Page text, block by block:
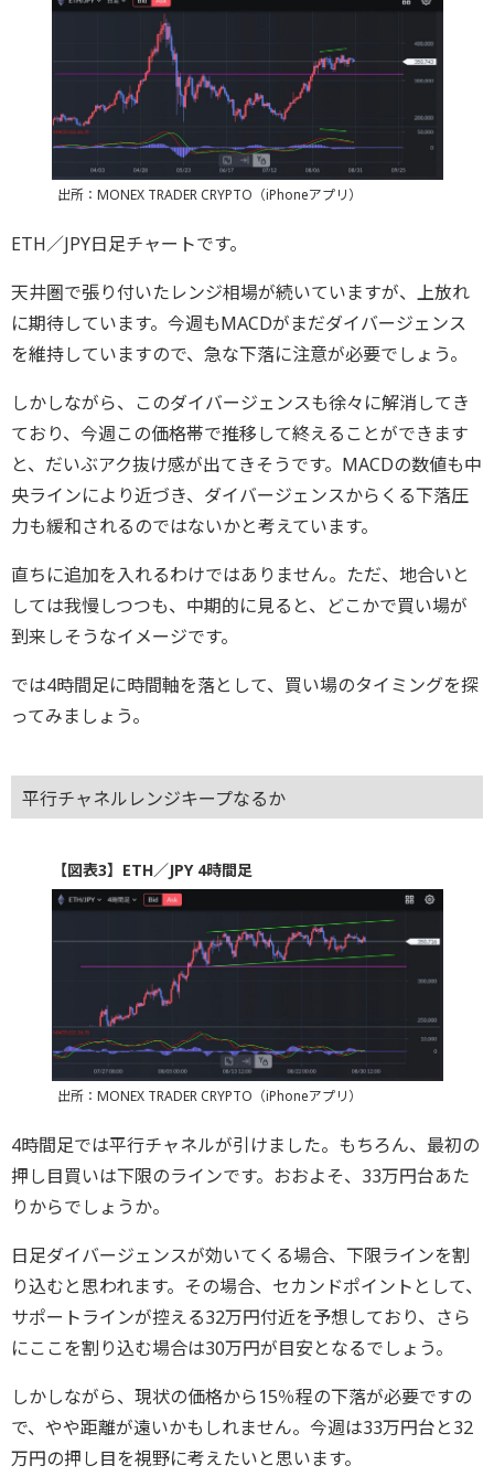
出所：MONEX TRADER CRYPTO（iPhoneアプリ）
ETH／JPY日足チャートです。
天井圏で張り付いたレンジ相場が続いていますが、上放れ
に期待しています。今週もMACDがまだダイバージェンス
を維持していますので、急な下落に注意が必要でしょう。
しかしながら、このダイバージェンスも徐々に解消してき
ており、今週この価格帯で推移して終えることができます
と、だいぶアク抜け感が出てきそうです。MACDの数値も中
央ラインにより近づき、ダイバージェンスからくる下落圧
力も緩和されるのではないかと考えています。
直ちに追加を入れるわけではありません。ただ、地合いと
しては我慢しつつも、中期的に見ると、どこかで買い場が
到来しそうなイメージです。
では4時間足に時間軸を落として、買い場のタイミングを探
ってみましょう。
平行チャネルレンジキープなるか
【図表3】ETH／JPY 4時間足
出所：MONEX TRADER CRYPTO（iPhoneアプリ）
4時間足では平行チャネルが引けました。もちろん、最初の
押し目買いは下限のラインです。おおよそ、33万円台あた
りからでしょうか。
日足ダイバージェンスが効いてくる場合、下限ラインを割
り込むと思われます。その場合、セカンドポイントとして、
サポートラインが控える32万円付近を予想しており、さら
にここを割り込む場合は30万円が目安となるでしょう。
しかしながら、現状の価格から15％程の下落が必要ですの
で、やや距離が遠いかもしれません。今週は33万円台と32
万円の押し目を視野に考えたいと思います。